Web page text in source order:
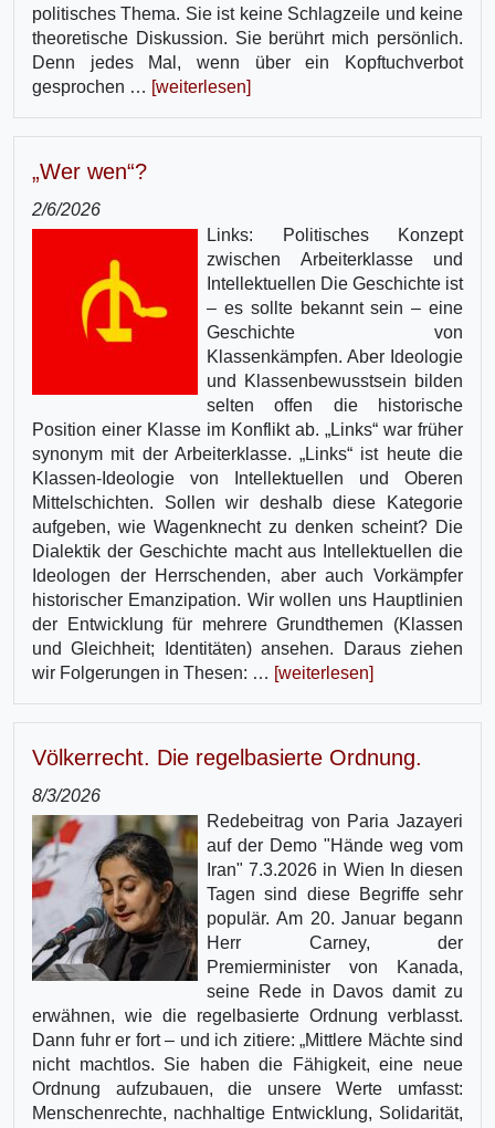
politisches Thema. Sie ist keine Schlagzeile und keine
theoretische Diskussion. Sie berührt mich persönlich.
Denn jedes Mal, wenn über ein Kopftuchverbot
gesprochen … [weiterlesen]
„Wer wen“?
2/6/2026
Links: Politisches Konzept
zwischen Arbeiterklasse und
Intellektuellen Die Geschichte ist
– es sollte bekannt sein – eine
Geschichte von
Klassenkämpfen. Aber Ideologie
und Klassenbewusstsein bilden
selten offen die historische
Position einer Klasse im Konflikt ab. „Links“ war früher
synonym mit der Arbeiterklasse. „Links“ ist heute die
Klassen-Ideologie von Intellektuellen und Oberen
Mittelschichten. Sollen wir deshalb diese Kategorie
aufgeben, wie Wagenknecht zu denken scheint? Die
Dialektik der Geschichte macht aus Intellektuellen die
Ideologen der Herrschenden, aber auch Vorkämpfer
historischer Emanzipation. Wir wollen uns Hauptlinien
der Entwicklung für mehrere Grundthemen (Klassen
und Gleichheit; Identitäten) ansehen. Daraus ziehen
wir Folgerungen in Thesen: … [weiterlesen]
Völkerrecht. Die regelbasierte Ordnung.
8/3/2026
Redebeitrag von Paria Jazayeri
auf der Demo "Hände weg vom
Iran" 7.3.2026 in Wien In diesen
Tagen sind diese Begriffe sehr
populär. Am 20. Januar begann
Herr Carney, der
Premierminister von Kanada,
seine Rede in Davos damit zu
erwähnen, wie die regelbasierte Ordnung verblasst.
Dann fuhr er fort – und ich zitiere: „Mittlere Mächte sind
nicht machtlos. Sie haben die Fähigkeit, eine neue
Ordnung aufzubauen, die unsere Werte umfasst:
Menschenrechte, nachhaltige Entwicklung, Solidarität,